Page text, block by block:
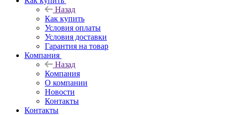
Назад
Как купить
Условия оплаты
Условия доставки
Гарантия на товар
Компания
Назад
Компания
О компании
Новости
Контакты
Контакты